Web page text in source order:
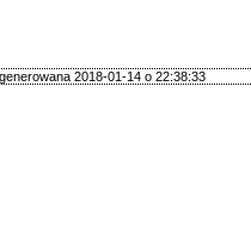
2018-01-14 o 22:38:33